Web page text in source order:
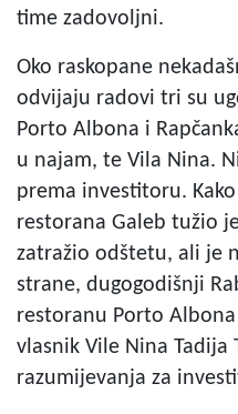
time zadovoljni.
Oko raskopane
odvijaju radovi tri su
Porto Albona i
u najam, te Vila Nina.
prema investitoru.
restorana Galeb tužio
zatražio odštetu, ali je
strane, dugogodišnji
restoranu Porto
vlasnik Vile Nina Tadija
razumijevanja za